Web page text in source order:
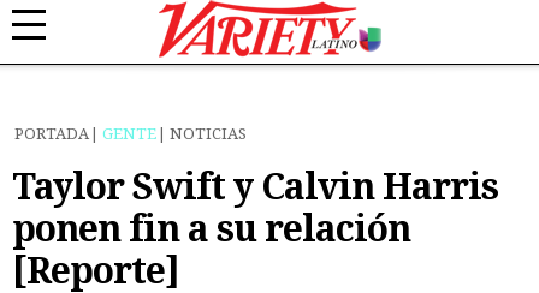
PORTADA GENTE NOTICIAS
Taylor Swift y Calvin Harris
ponen fin a su relación
[Reporte]